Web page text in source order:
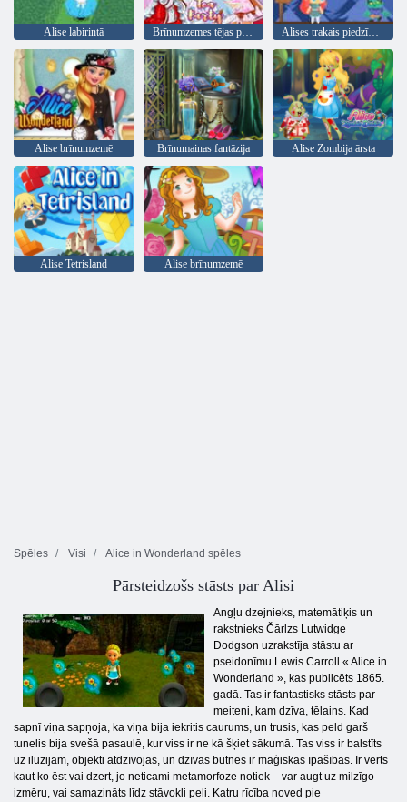
Alise labirintā Brīnumzemes tējas puse Alises trakais piedzīvojums
Alise brīnumzemē Brīnumainas fantāzija Alise Zombija ārsta
Alise Tetrisland Alise brīnumzemē
Spēles Visi Alice in Wonderland spēles
Pārsteidzošs stāsts par Alisi
Angļu dzejnieks, matemātiķis un
rakstnieks Čārlzs Lutwidge
Dodgson uzrakstīja stāstu ar
pseidonīmu Lewis Carroll « Alice in
Wonderland », kas publicēts 1865.
gadā. Tas ir fantastisks stāsts par
meiteni, kam dzīva, tēlains. Kad
sapnī viņa sapņoja, ka viņa bija iekritis caurums, un trusis, kas peld garš
tunelis bija svešā pasaulē, kur viss ir ne kā šķiet sākumā. Tas viss ir balstīts
uz ilūzijām, objekti atdzīvojas, un dzīvās būtnes ir maģiskas īpašības. Ir vērts
kaut ko ēst vai dzert, jo neticami metamorfoze notiek – var augt uz milzīgo
izmēru, vai samazināts līdz stāvokli peli. Katru rīcība noved pie